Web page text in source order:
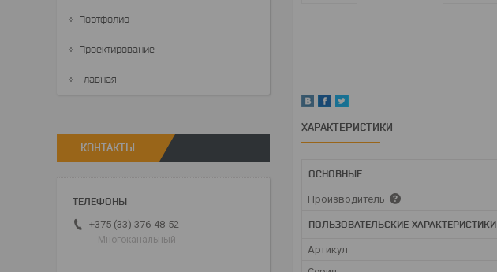
ХАРАКТЕРИСТИКИ
ОСНОВНЫЕ
Производитель
ПОЛЬЗОВАТЕЛЬСКИЕ ХАРАКТЕРИСТИКИ
Артикул
Портфолио
Проектирование
Главная
КОНТАКТЫ
+375 (33) 376-48-52
Многоканальный